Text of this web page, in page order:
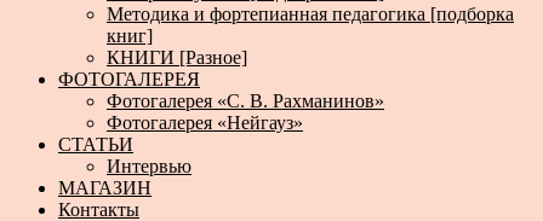
Методика и фортепианная педагогика [подборка
книг]
КНИГИ [Разное]
ФОТОГАЛЕРЕЯ
Фотогалерея «С. В. Рахманинов»
Фотогалерея «Нейгауз»
СТАТЬИ
Интервью
МАГАЗИН
Контакты